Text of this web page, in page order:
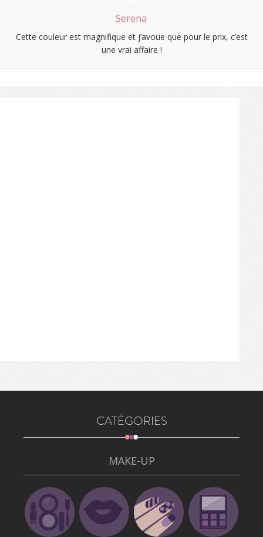
Serena
Cette couleur est magnifique et j’avoue que pour le prix, c’est
une vrai affaire !
CATÉGORIES
MAKE-UP